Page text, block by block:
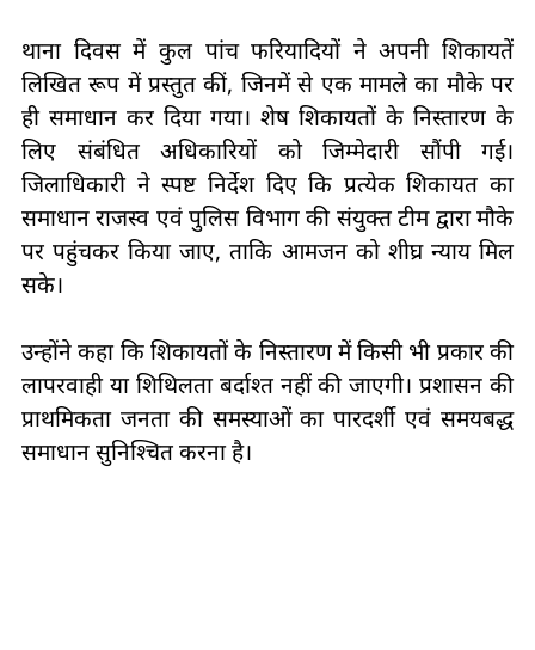
थाना दिवस में कुल पांच फरियादियों ने अपनी शिकायतें
लिखित रूप में प्रस्तुत कीं, जिनमें से एक मामले का मौके पर
ही समाधान कर दिया गया। शेष शिकायतों के निस्तारण के
लिए संबंधित अधिकारियों को जिम्मेदारी सौंपी गई।
जिलाधिकारी ने स्पष्ट निर्देश दिए कि प्रत्येक शिकायत का
समाधान राजस्व एवं पुलिस विभाग की संयुक्त टीम द्वारा मौके
पर पहुंचकर किया जाए, ताकि आमजन को शीघ्र न्याय मिल
सके।
उन्होंने कहा कि शिकायतों के निस्तारण में किसी भी प्रकार की
लापरवाही या शिथिलता बर्दाश्त नहीं की जाएगी। प्रशासन की
प्राथमिकता जनता की समस्याओं का पारदर्शी एवं समयबद्ध
समाधान सुनिश्चित करना है।